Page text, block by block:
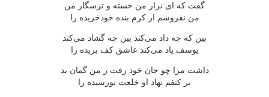
گفت كه ای نزار من خسته و ترسگار من
من نفروشم از كرم بنده خودخریده را
بین كه چه داد می‌كند بین چه گشاد می‌كند
یوسف یاد می‌كند عاشق كف بریده را
داشت مرا چو جان خود رفت ز من گمان بد
بر كتفم نهاد او خلعت نورسیده را